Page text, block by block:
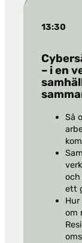
13:30
– i en
Så
ett
Hur
om